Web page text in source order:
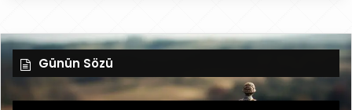
Günün Sözü